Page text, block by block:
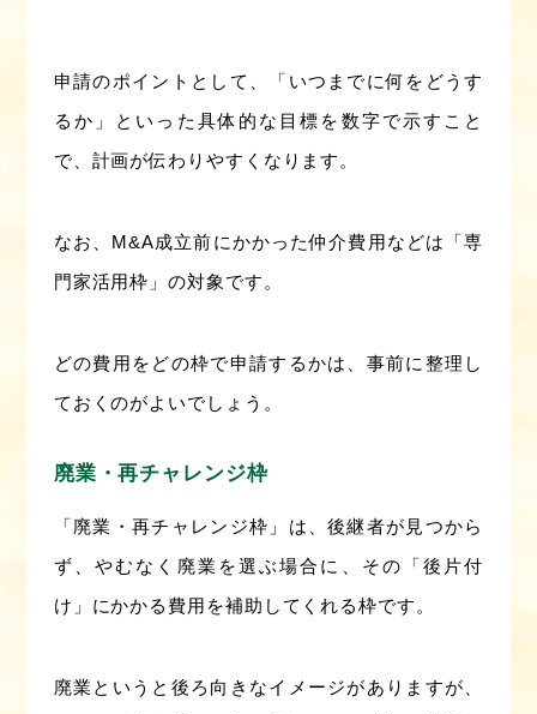
申請のポイントとして、「いつまでに何をどうす
るか」といった具体的な目標を数字で示すこと
で、計画が伝わりやすくなります。
なお、M&A成立前にかかった仲介費用などは「専
門家活用枠」の対象です。
どの費用をどの枠で申請するかは、事前に整理し
ておくのがよいでしょう。
廃業・再チャレンジ枠
「廃業・再チャレンジ枠」は、後継者が見つから
ず、やむなく廃業を選ぶ場合に、その「後片付
け」にかかる費用を補助してくれる枠です。
廃業というと後ろ向きなイメージがありますが、